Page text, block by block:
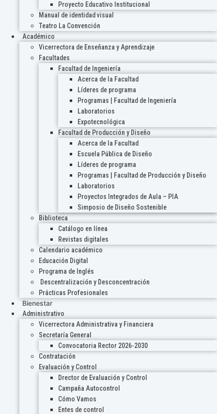
Proyecto Educativo Institucional
Manual de identidad visual
Teatro La Convención
Académico
Vicerrectora de Enseñanza y Aprendizaje
Facultades
Facultad de Ingeniería
Acerca de la Facultad
Líderes de programa
Programas | Facultad de Ingeniería
Laboratorios
Expotecnológica
Facultad de Producción y Diseño
Acerca de la Facultad
Escuela Pública de Diseño
Líderes de programa
Programas | Facultad de Producción y Diseño
Laboratorios
Proyectos Integrados de Aula – PIA
Simposio de Diseño Sostenible
Biblioteca
Catálogo en línea
Revistas digitales
Calendario académico
Educación Digital
Programa de Inglés
Descentralización y Desconcentración
Prácticas Profesionales
Bienestar
Administrativo
Vicerrectora Administrativa y Financiera
Secretaría General
Convocatoria Rector 2026-2030
Contratación
Evaluación y Control
Drector de Evaluación y Control
Campaña Autocontrol
Cómo Vamos
Entes de control